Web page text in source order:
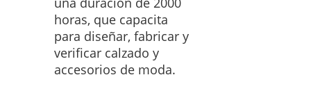
horas, que capacita
para diseñar, fabricar y
verificar calzado y
accesorios de moda.